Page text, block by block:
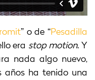
” o de “Pesadilla
era stop motion. Y
nada algo nuevo,
años ha tenido una